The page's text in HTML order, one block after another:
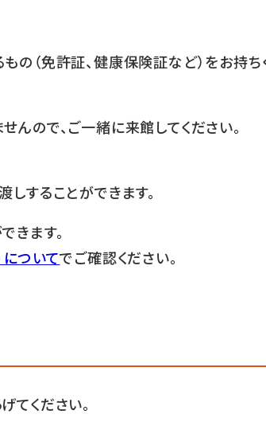
の（免許証、健康保険証など）をお持ち
ので、ご一緒に来館してください。
することができます。
きます。
についてでご確認ください。
てください。